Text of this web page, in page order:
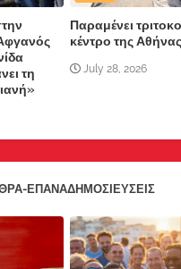
τη
Παραμένει
κέντρο της
July 28, 2026
ΕΠΑΝΑΔΗΜΟΣΙΕΥΣΕΙΣ